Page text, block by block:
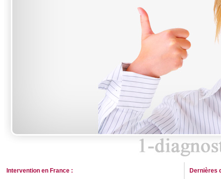
Intervention en France :
Dernières